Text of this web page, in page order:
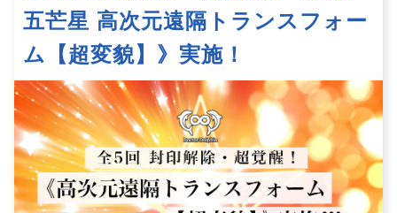
五芒星 高次元遠隔トランスフォー
ム【超変貌】》実施！